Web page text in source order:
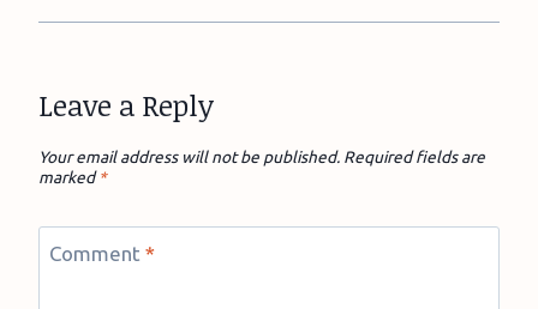
Leave a Reply
Your email address will not be published. Required fields are
marked*
Comment *